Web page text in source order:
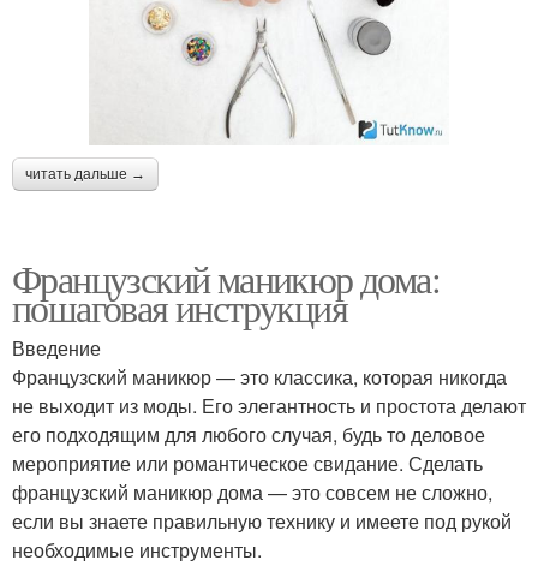
читать дальше →
Французский маникюр дома:
пошаговая инструкция
Введение
Французский маникюр — это классика, которая никогда
не выходит из моды. Его элегантность и простота делают
его подходящим для любого случая, будь то деловое
мероприятие или романтическое свидание. Сделать
французский маникюр дома — это совсем не сложно,
если вы знаете правильную технику и имеете под рукой
необходимые инструменты.